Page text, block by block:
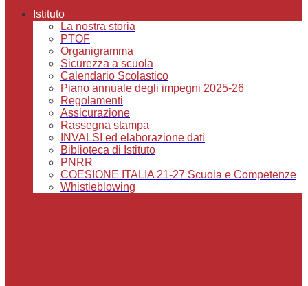
Istituto
La nostra storia
PTOF
Organigramma
Sicurezza a scuola
Calendario Scolastico
Piano annuale degli impegni 2025-26
Regolamenti
Assicurazione
Rassegna stampa
INVALSI ed elaborazione dati
Biblioteca di Istituto
PNRR
COESIONE ITALIA 21-27 Scuola e Competenze
Whistleblowing